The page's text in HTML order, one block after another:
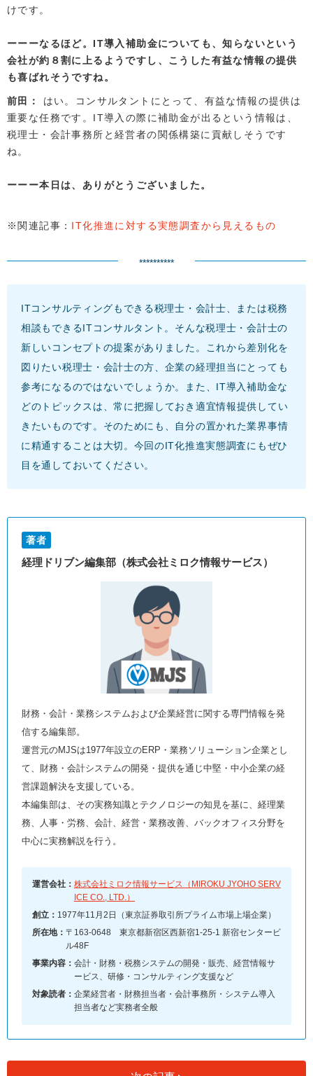
けです。
なるほど。IT導入補助金についても、知らないという
会社が約８割に上るようですし、こうした有益な情報の提供
も喜ばれそうですね。
前田
はい。コンサルタントにとって、有益な情報の提供は
重要な任務です。IT導入の際に補助金が出るという情報は、
税理士・会計事務所と経営者の関係構築に貢献しそうです
ね。
本日は、ありがとうございました。
※関連記事： IT化推進に対する実態調査から見えるもの
**********
ITコンサルティングもできる税理士・会計士、または税務
相談もできるITコンサルタント。そんな税理士・会計士の
新しいコンセプトの提案がありました。これから差別化を
図りたい税理士・会計士の方、企業の経理担当にとっても
参考になるのではないでしょうか。また、IT導入補助金な
どのトピックスは、常に把握しておき適宜情報提供してい
きたいものです。そのためにも、自分の置かれた業界事情
に精通することは大切。今回のIT化推進実態調査にもぜひ
目を通しておいてください。
著者
経理ドリブン編集部（株式会社ミロク情報サービス）
財務・会計・業務システムおよび企業経営に関する専門情報を発
信する編集部。
運営元のMJSは1977年設立のERP・業務ソリューション企業とし
て、財務・会計システムの開発・提供を通じ中堅・中小企業の経
営課題解決を支援している。
本編集部は、その実務知識とテクノロジーの知見を基に、経理業
務、人事・労務、会計、経営・業務改善、バックオフィス分野を
中心に実務解説を行う。
運営会社： 株式会社ミロク情報サービス（MIROKU JYOHO SERV
ICE CO., LTD.）
創立： 1977年11月2日（東京証券取引所プライム市場上場企業）
所在地： 〒163-0648 東京都新宿区西新宿1-25-1 新宿センタービ
ル48F
事業内容： 会計・財務・税務システムの開発・販売、経営情報サ
ービス、研修・コンサルティング支援など
対象読者： 企業経営者・財務担当者・会計事務所・システム導入
担当者など実務者全般